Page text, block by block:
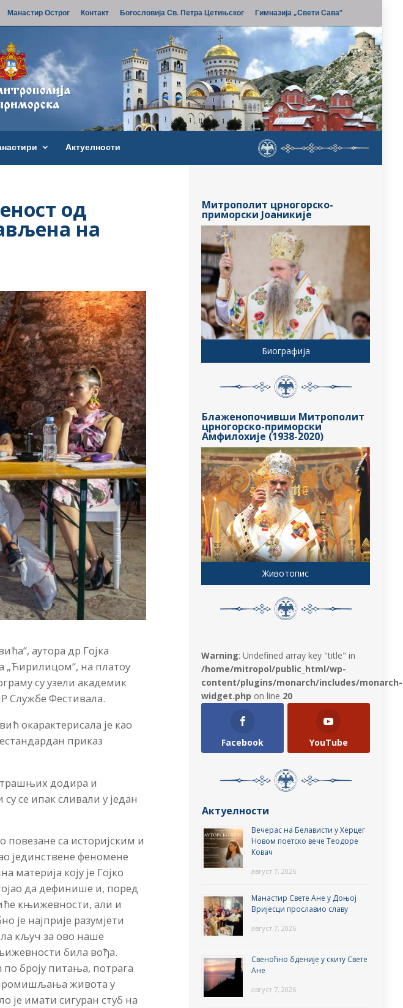
Манастир Острог Контакт Богословија Св. Петра Цетињског Гимназија „Свети Сава“
Актуелности
од
на
аутора др Гојка
„Ћирилицом“, на платоу
су узели академик
Службе Фестивала.
окарактерисала је као
приказ
додира и
се ипак сливали у један
повезане са историјским и
јединствене феномене
коју је Гојко
да дефинише и, поред
књижевности, али и
је најприје разумјети
кључ за ово наше
била вођа.
броју питања, потрага
живота у
је имати сигуран стуб на
Митрополит црногорско-
приморски Јоаникије
Биографија
Блаженопочивши Митрополит
црногорско-приморски
Амфилохије (1938-2020)
Животопис
Warning: Undefined array key "title" in
/home/mitropol/public_html/wp-
content/plugins/monarch/includes/monarch-
widget.php on line 20
Facebook YouTube
Актуелности
Вечерас на Белависти у Херцег
Новом поетско вече Теодоре
Ковач
август 7, 2026
Манастир Свете Ане у Доњој
Вријесци прославио славу
август 7, 2026
Свеноћно бденије у скиту Свете
Ане
август 7, 2026